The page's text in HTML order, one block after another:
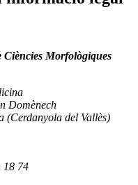
Ciències Morfològiques
Domènech
(Cerdanyola del Vallès)
18 74